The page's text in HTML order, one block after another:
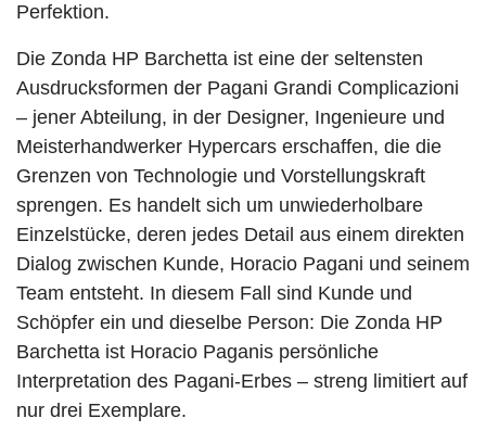
Perfektion.
Die Zonda HP Barchetta ist eine der seltensten
Ausdrucksformen der Pagani Grandi Complicazioni
– jener Abteilung, in der Designer, Ingenieure und
Meisterhandwerker Hypercars erschaffen, die die
Grenzen von Technologie und Vorstellungskraft
sprengen. Es handelt sich um unwiederholbare
Einzelstücke, deren jedes Detail aus einem direkten
Dialog zwischen Kunde, Horacio Pagani und seinem
Team entsteht. In diesem Fall sind Kunde und
Schöpfer ein und dieselbe Person: Die Zonda HP
Barchetta ist Horacio Paganis persönliche
Interpretation des Pagani-Erbes – streng limitiert auf
nur drei Exemplare.